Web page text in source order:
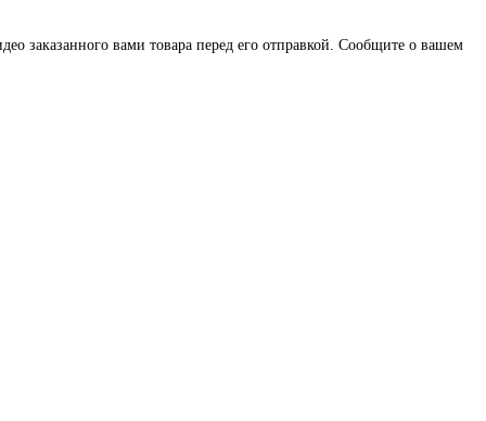
заказанного вами товара перед его отправкой. Сообщите о вашем